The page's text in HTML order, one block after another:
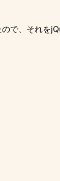
、それを